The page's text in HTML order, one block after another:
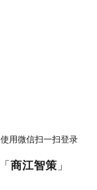
使用微信扫一扫登录
「商江智策 」